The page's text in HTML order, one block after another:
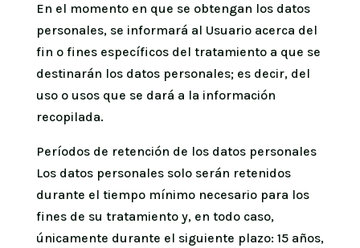
En el momento en que se obtengan los datos
personales, se informará al Usuario acerca del
fin o fines específicos del tratamiento a que se
destinarán los datos personales; es decir, del
uso o usos que se dará a la información
recopilada.
Períodos de retención de los datos personales
Los datos personales solo serán retenidos
durante el tiempo mínimo necesario para los
fines de su tratamiento y, en todo caso,
únicamente durante el siguiente plazo: 15 años,